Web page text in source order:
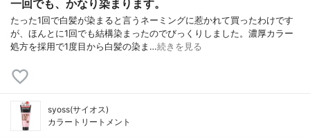
一回でも、かなり染まります。
たった1回で白髪が染まると言うネーミングに惹かれて買ったわけです
が、ほんとに1回でも結構染まったのでびっくりしました。濃厚カラー
処方を採用で1度目から白髪の染ま…続きを見る
syoss(サイオス)
カラートリートメント